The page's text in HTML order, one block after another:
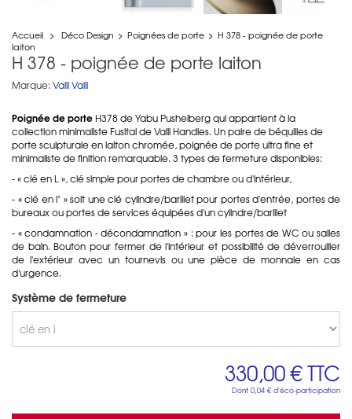
Accueil > Déco Design > Poignées de porte > H 378 - poignée de porte
laiton
H 378 - poignée de porte laiton
Marque: Valli Valli
Poignée de porteH378 de Yabu Pushelberg qui appartient à la
collection minimaliste Fusital de Valli Handles. Un paire de béquilles de
porte sculpturale en laiton chromée, poignée de porte ultra fine et
minimaliste de finition remarquable. 3 types de fermeture disponibles:
- « clé en L », clé simple pour portes de chambre ou d'intérieur,
- « clé en i" » soit une clé cylindre/barillet pour portes d'entrée, portes de
bureaux ou portes de services équipées d'un cylindre/barillet
- « condamnation - décondamnation » : pour les portes de WC ou salles
de bain. Bouton pour fermer de l'intérieur et possibilité de déverrouiller
de l'extérieur avec un tournevis ou une pièce de monnaie en cas
d'urgence.
Système de fermeture
330,00 €TTC
Dont 0,04 € d'éco-participation